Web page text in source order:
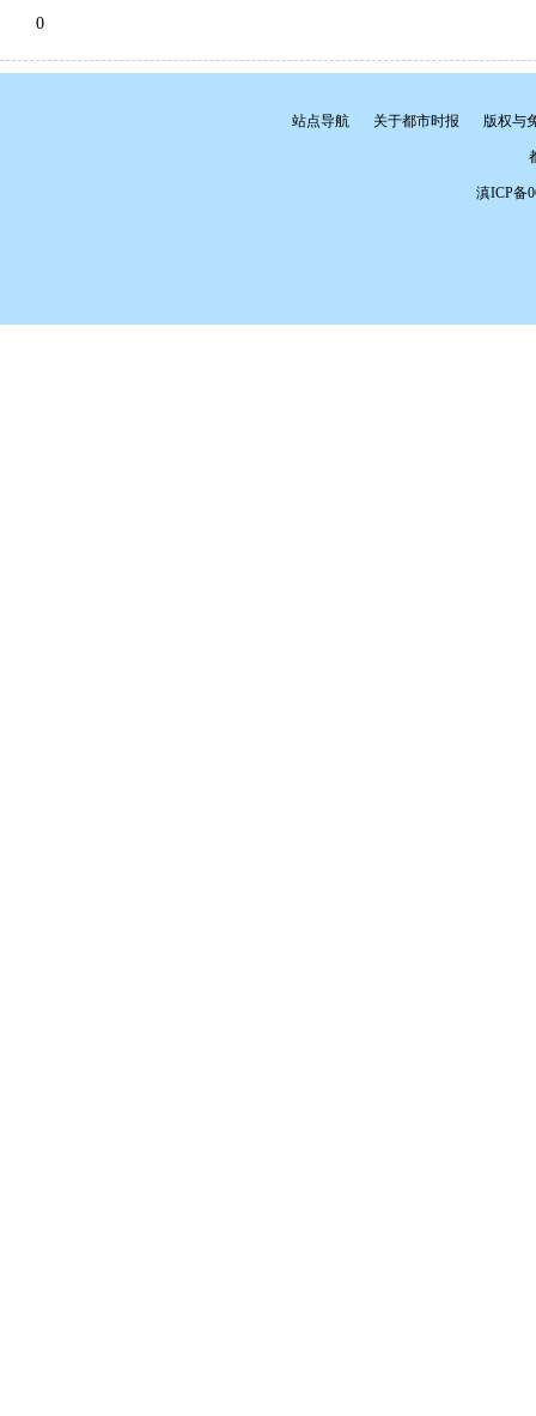
0
站点导航 关于都市时报 版权与
滇ICP备